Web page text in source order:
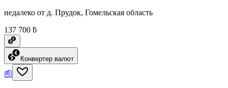
недалеко от д. Прудок, Гомельская область
137 700 ƃ
Конвертер валют